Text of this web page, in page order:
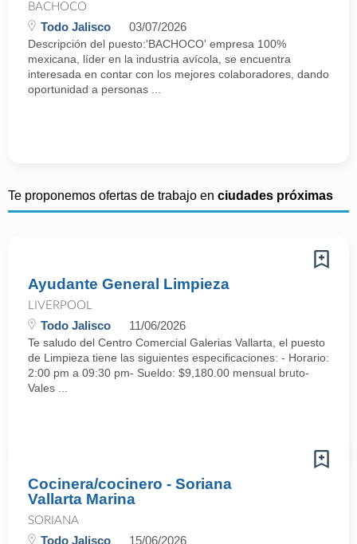
BACHOCO
Todo Jalisco 03/07/2026
Descripción del puesto:'BACHOCO' empresa 100%
mexicana, líder en la industria avícola, se encuentra
interesada en contar con los mejores colaboradores, dando
oportunidad a personas ...
Te proponemos ofertas de trabajo en ciudades próximas
Ayudante General Limpieza
LIVERPOOL
Todo Jalisco 11/06/2026
Te saludo del Centro Comercial Galerias Vallarta, el puesto
de Limpieza tiene las siguientes especificaciones: - Horario:
2:00 pm a 09:30 pm- Sueldo: $9,180.00 mensual bruto-
Vales ...
Cocinera/cocinero - Soriana
Vallarta Marina
SORIANA
Todo Jalisco 15/06/2026